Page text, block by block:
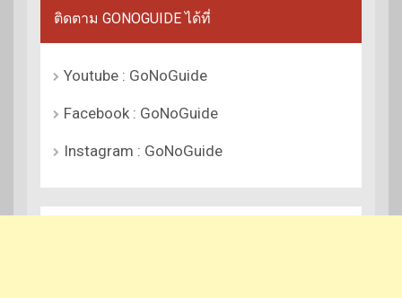
ติดตาม GONOGUIDE ได้ที่
Youtube : GoNoGuide
Facebook : GoNoGuide
Instagram : GoNoGuide